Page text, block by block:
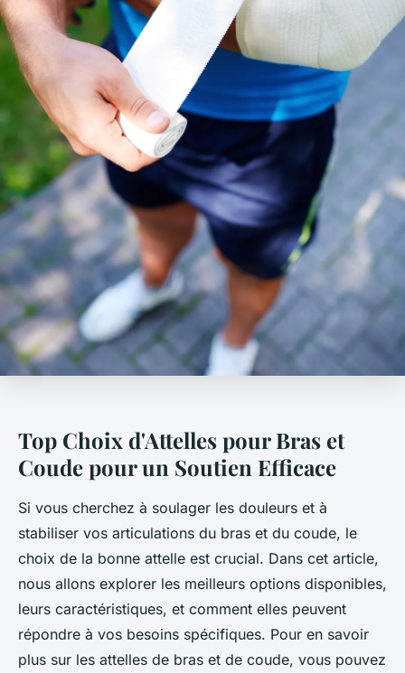
Top Choix d'Attelles pour Bras et
Coude pour un Soutien Efficace
Si vous cherchez à soulager les douleurs et à
stabiliser vos articulations du bras et du coude, le
choix de la bonne attelle est crucial. Dans cet article,
nous allons explorer les meilleurs options disponibles,
leurs caractéristiques, et comment elles peuvent
répondre à vos besoins spécifiques. Pour en savoir
plus sur les attelles de bras et de coude, vous pouvez